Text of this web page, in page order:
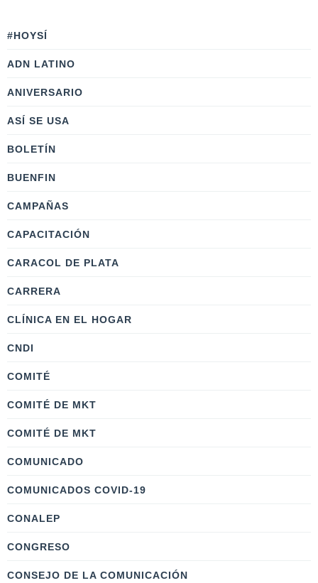
#HOYSÍ
ADN LATINO
ANIVERSARIO
ASÍ SE USA
BOLETÍN
BUENFIN
CAMPAÑAS
CAPACITACIÓN
CARACOL DE PLATA
CARRERA
CLÍNICA EN EL HOGAR
CNDI
COMITÉ
COMITÉ DE MKT
COMITÉ DE MKT
COMUNICADO
COMUNICADOS COVID-19
CONALEP
CONGRESO
CONSEJO DE LA COMUNICACIÓN